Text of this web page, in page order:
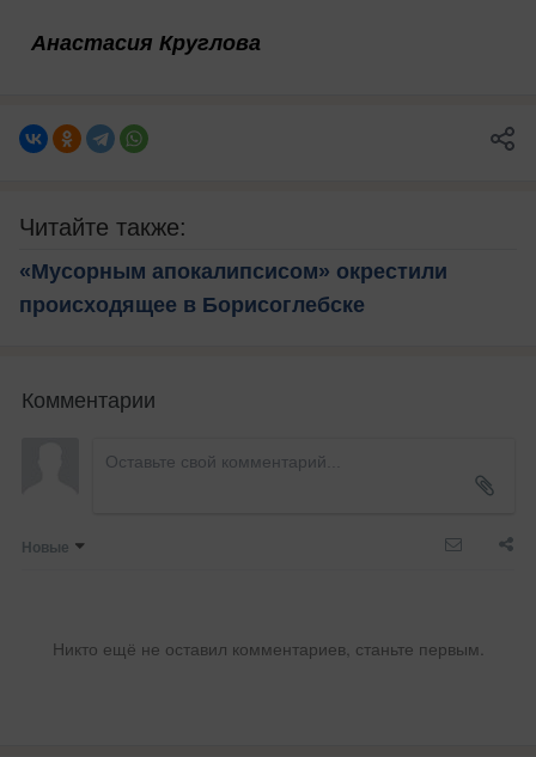
Анастасия Круглова
Читайте также:
«Мусорным апокалипсисом» окрестили
происходящее в Борисоглебске
Комментарии
Новые
Никто ещё не оставил комментариев, станьте первым.